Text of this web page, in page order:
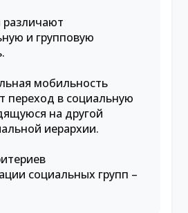
различают
и групповую
мобильность
переход в социальную
на другой
иерархии.
социальных групп –